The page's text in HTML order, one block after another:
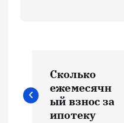
а
Сколько
ежемесячн
ый взнос за
ипотеку